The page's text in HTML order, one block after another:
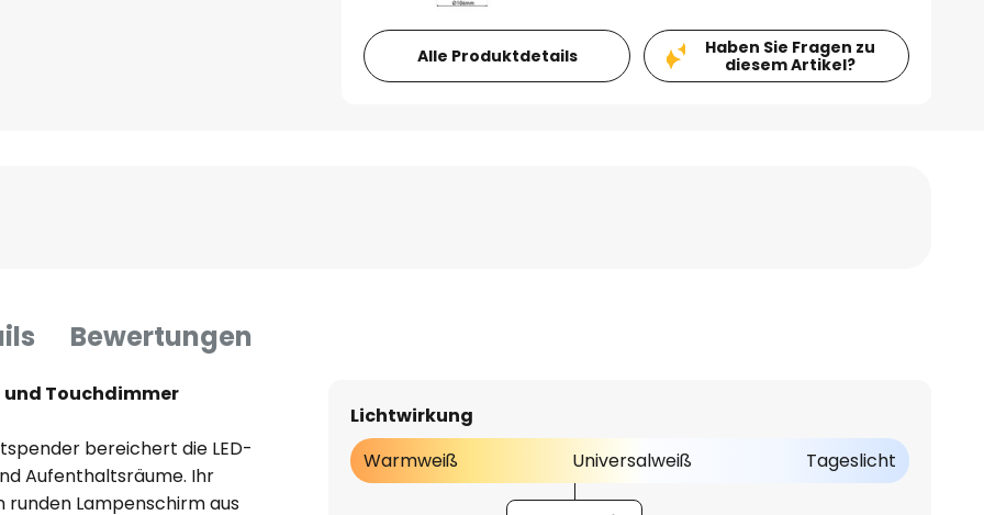
Alle Produktdetails
Haben Sie Fragen zu
diesem Artikel?
Bewertungen
und Touchdimmer
bereichert die LED-
Aufenthaltsräume. Ihr
Lampenschirm aus
Lichtwirkung
Warmweiß
Universalweiß Tageslicht